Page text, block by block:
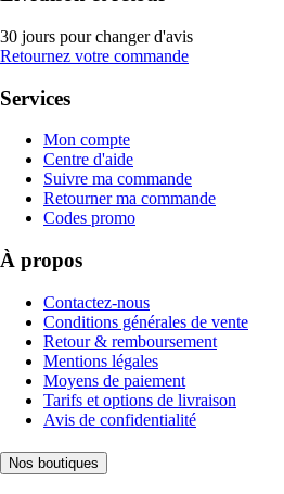
30 jours pour changer d'avis
Retournez votre commande
Services
Mon compte
Centre d'aide
Suivre ma commande
Retourner ma commande
Codes promo
À propos
Contactez-nous
Conditions générales de vente
Retour & remboursement
Mentions légales
Moyens de paiement
Tarifs et options de livraison
Avis de confidentialité
Nos boutiques